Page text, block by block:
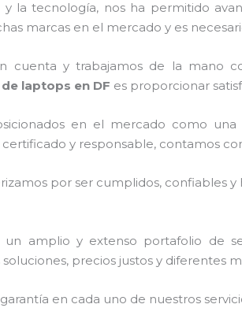
y la tecnología, nos ha permitido
marcas en el mercado y es
cuenta y trabajamos de la mano
laptops en DF es proporcionar
en el mercado como
y responsable, contamos
por ser cumplidos, confiables
un amplio y extenso portafolio de
precios justos y diferentes
en cada uno de nuestros